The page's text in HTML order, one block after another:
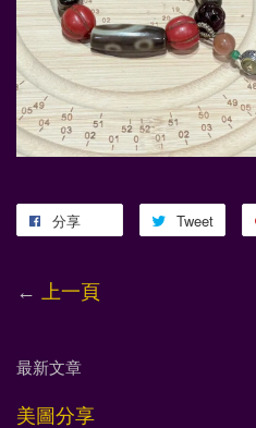
分享 Tweet
← 上一頁
最新文章
美圖分享